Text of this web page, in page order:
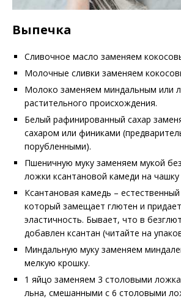
Выпечка
Сливочное масло заменяем
Молочные сливки заменяем
Молоко заменяем миндальным или
растительного происхождения.
Белый рафинированный сахар
сахаром или финиками
порубленными).
Пшеничную муку заменяем мукой
ложки ксантановой камеди на чашку
Ксантановая камедь –
который замещает глютен и
эластичность. Бывает, что в
добавлен ксантан (читайте на
Миндальную муку заменяем
мелкую крошку.
1 яйцо заменяем 3 столовыми
льна, смешанными с 6 столовыми